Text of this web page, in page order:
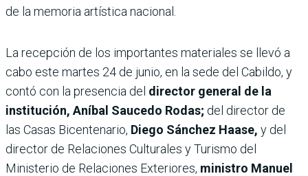
de la memoria artística nacional.
La recepción de los importantes materiales se llevó a
cabo este martes 24 de junio, en la sede del Cabildo, y
contó con la presencia del director general de la
institución, Aníbal Saucedo Rodas; del director de
las Casas Bicentenario, Diego Sánchez Haase, y del
director de Relaciones Culturales y Turismo del
Ministerio de Relaciones Exteriores, ministro Manuel